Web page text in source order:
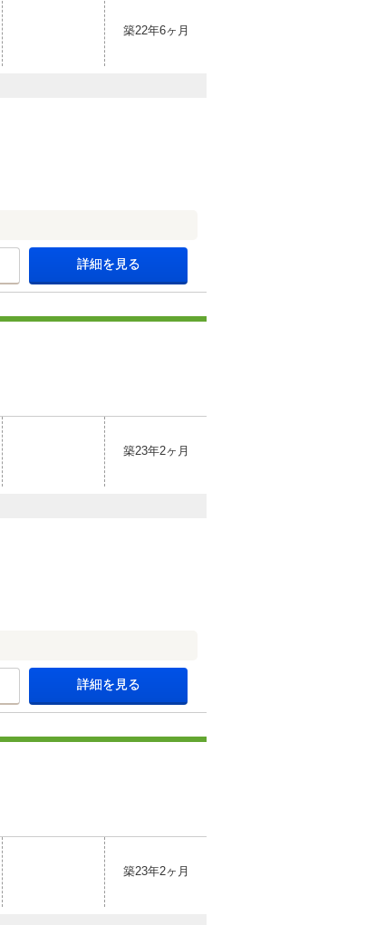
築22年6ヶ月
詳細を見る
築23年2ヶ月
詳細を見る
築23年2ヶ月